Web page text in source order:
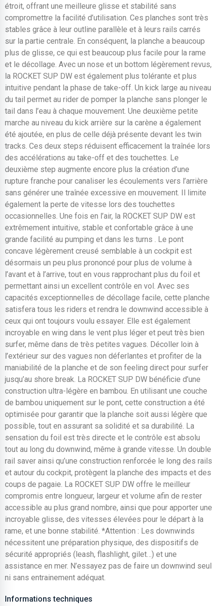
étroit, offrant une meilleure glisse et stabilité sans
compromettre la facilité d’utilisation. Ces planches sont très
stables grâce à leur outline parallèle et à leurs rails carrés
sur la partie centrale. En conséquent, la planche a beaucoup
plus de glisse, ce qui est beaucoup plus facile pour la rame
et le décollage. Avec un nose et un bottom légèrement revus,
la ROCKET SUP DW est également plus tolérante et plus
intuitive pendant la phase de take-off. Un kick large au niveau
du tail permet au rider de pomper la planche sans plonger le
tail dans l’eau à chaque mouvement. Une deuxième petite
marche au niveau du kick arrière sur la carène a également
été ajoutée, en plus de celle déjà présente devant les twin
tracks. Ces deux steps réduisent efficacement la traînée lors
des accélérations au take-off et des touchettes. Le
deuxième step augmente encore plus la création d’une
rupture franche pour canaliser les écoulements vers l’arrière
sans générer une traînée excessive en mouvement. Il limite
également la perte de vitesse lors des touchettes
occasionnelles. Une fois en l’air, la ROCKET SUP DW est
extrêmement intuitive, stable et confortable grâce à une
grande facilité au pumping et dans les turns . Le pont
concave légèrement creusé semblable à un cockpit est
désormais un peu plus prononcé pour plus de volume à
l’avant et à l’arrive, tout en vous rapprochant plus du foil et
permettant ainsi un excellent contrôle en vol. Avec ses
capacités exceptionnelles de décollage facile, cette planche
satisfera tous les riders et rendra le downwind accessible à
ceux qui ont toujours voulu essayer. Elle est également
incroyable en wing dans le vent plus léger et peut très bien
surfer, même dans de très petites vagues. Décoller loin à
l’extérieur sur des vagues non déferlantes et profiter de la
maniabilité de la planche et de son feeling direct pour surfer
jusqu’au shore break. La ROCKET SUP DW bénéficie d’une
construction ultra-légère en bambou. En utilisant une couche
de bambou uniquement sur le pont, cette construction a été
optimisée pour garantir que la planche soit aussi légère que
possible, tout en assurant sa solidité et sa durabilité. La
sensation du foil est très directe et le contrôle est absolu
tout au long du downwind, même à grande vitesse. Un double
rail saver ainsi qu’une construction renforcée le long des rails
et autour du cockpit, protègent la planche des impacts et des
coups de pagaie. La ROCKET SUP DW offre le meilleur
compromis entre longueur, largeur et volume afin de rester
accessible au plus grand nombre, ainsi que pour apporter une
incroyable glisse, des vitesses élevées pour le départ à la
rame, et une bonne stabilité. *Attention : Les downwinds
nécessitent une préparation physique, des dispositifs de
sécurité appropriés (leash, flashlight, gilet…) et une
assistance en mer. N’essayez pas de faire un downwind seul
ni sans entrainement adéquat.
Informations techniques